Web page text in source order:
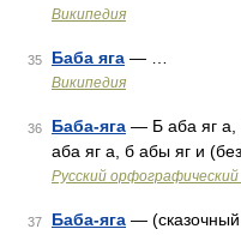
Википедия
35 Баба яга — …
Википедия
36 Баба-яга — Б аба яг а,
аба яг а, б абы яг и
Русский орфографический
37 Баба-яга —